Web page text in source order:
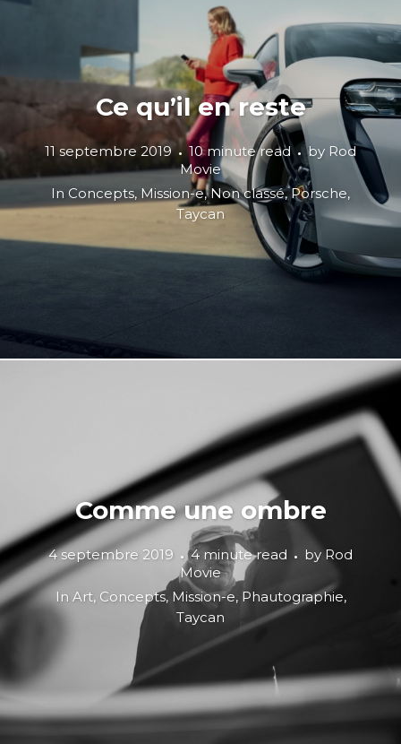
Ce qu’il en reste
11 septembre 2019 10 minute read by Rod
Movie
In Concepts, Mission-e,Non classé,Porsche,
Taycan
Comme une ombre
4 septembre 2019 4 minute read byRod
Movie
In Art, Concepts, Mission-e, Phautographie,
Taycan